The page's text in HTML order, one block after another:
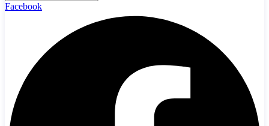
Facebook